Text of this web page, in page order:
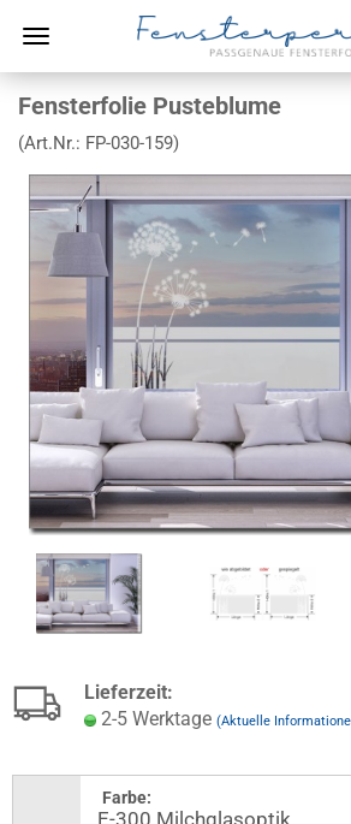
Fensterfolie Pusteblume
(Art.Nr.: FP-030-159)
Lieferzeit:
2-5 Werktage (Aktuelle
Farbe: